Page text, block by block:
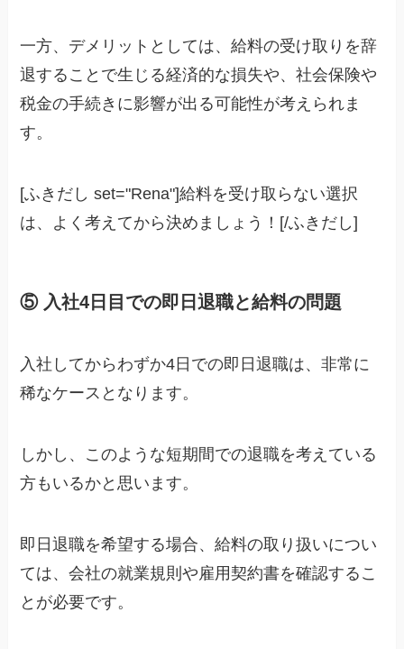
一方、デメリットとしては、給料の受け取りを辞
退することで生じる経済的な損失や、社会保険や
税金の手続きに影響が出る可能性が考えられま
す。
[ふきだし set="Rena"]給料を受け取らない選択
は、よく考えてから決めましょう！[/ふきだし]
⑤ 入社4日目での即日退職と給料の問題
入社してからわずか4日での即日退職は、非常に
稀なケースとなります。
しかし、このような短期間での退職を考えている
方もいるかと思います。
即日退職を希望する場合、給料の取り扱いについ
ては、会社の就業規則や雇用契約書を確認するこ
とが必要です。